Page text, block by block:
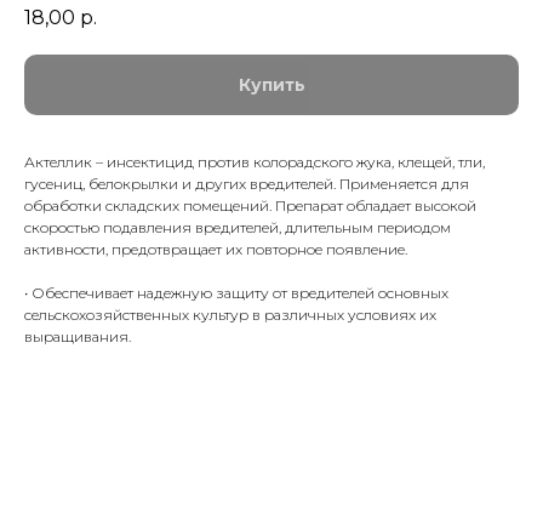
18,00 р.
Купить
Актеллик – инсектицид против колорадского жука, клещей, тли,
гусениц, белокрылки и других вредителей. Применяется для
обработки складских помещений. Препарат обладает высокой
скоростью подавления вредителей, длительным периодом
активности, предотвращает их повторное появление.
• Обеспечивает надежную защиту от вредителей основных
сельскохозяйственных культур в различных условиях их
выращивания.